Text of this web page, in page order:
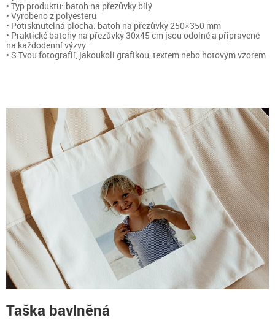
• Typ produktu: batoh na přezůvky bílý
• Vyrobeno z polyesteru
• Potisknutelná plocha: batoh na přezůvky 250×350 mm
• Praktické batohy na přezůvky 30x45 cm jsou odolné a připravené
na každodenní výzvy
• S Tvou fotografií, jakoukoli grafikou, textem nebo hotovým vzorem
Taška bavlněná